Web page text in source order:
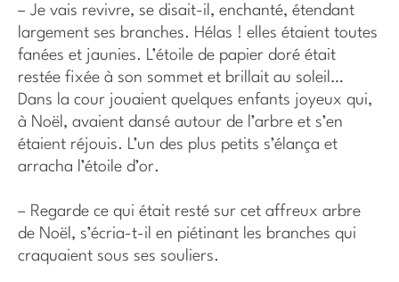
– Je vais revivre, se disait-il, enchanté, étendant
largement ses branches. Hélas ! elles étaient toutes
fanées et jaunies. L’étoile de papier doré était
restée fixée à son sommet et brillait au soleil…
Dans la cour jouaient quelques enfants joyeux qui,
à Noël, avaient dansé autour de l’arbre et s’en
étaient réjouis. L’un des plus petits s’élança et
arracha l’étoile d’or.
– Regarde ce qui était resté sur cet affreux arbre
de Noël, s’écria-t-il en piétinant les branches qui
craquaient sous ses souliers.